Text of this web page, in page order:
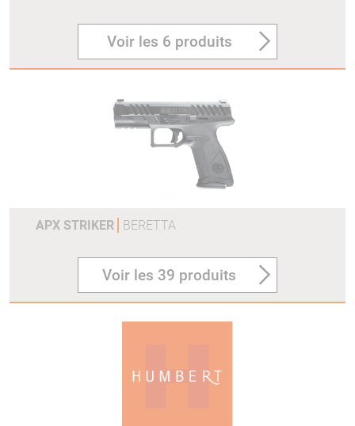
Voir les 6 produits
APX STRIKER BERETTA
Voir les 39 produits